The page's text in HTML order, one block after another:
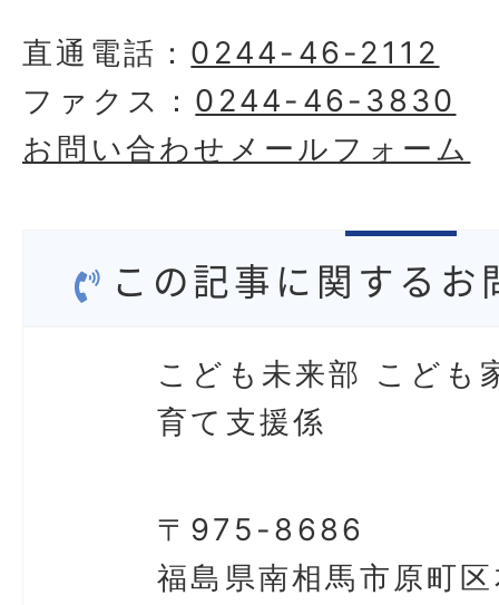
直通電話： 0244-46-2112
ファクス： 0244-46-3830
お問い合わせメールフォーム
この記事に関するお
こども未来部 こども
育て支援係
〒975-8686
福島県南相馬市原町